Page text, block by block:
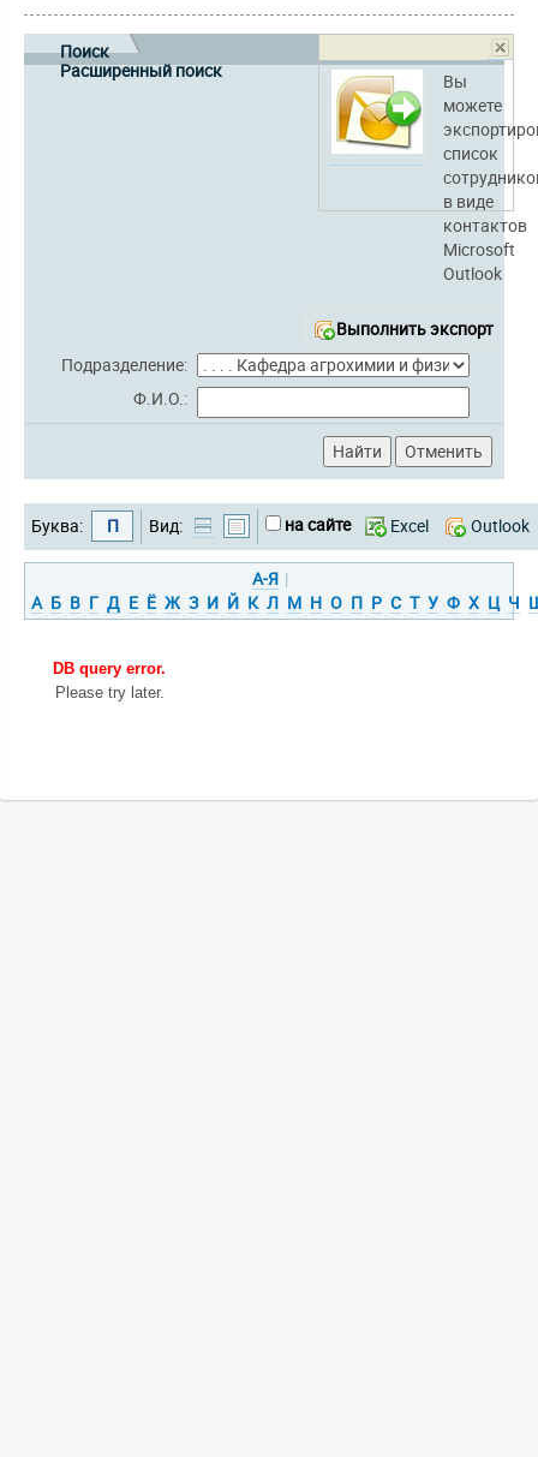
Вы
можете
список
в виде
контактов
Microsoft
Outlook
Выполнить экспорт
Поиск
Расширенный поиск
Подразделение:
Ф.И.О.:
Буква: П Вид: на сайте Excel Outlook
А-Я |
А Б В Г Д Е Ё Ж З И Й К Л М Н О П Р С Т У Ф Х Ц Ч
DB query error.
Please try later.